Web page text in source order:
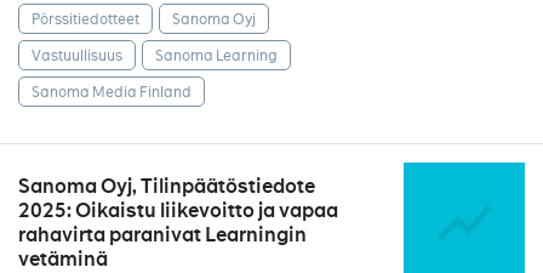
Pörssitiedotteet
Sanoma Oyj
Vastuullisuus
Sanoma Learning
Sanoma Media Finland
Sanoma Oyj, Tilinpäätöstiedote
2025: Oikaistu liikevoitto ja vapaa
rahavirta paranivat Learningin
vetäminä